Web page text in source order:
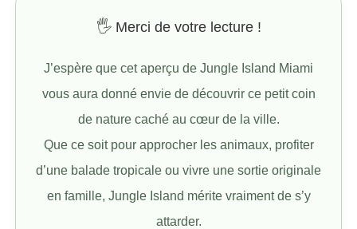
🖐️ Merci de votre lecture !
J’espère que cet aperçu de Jungle Island Miami
vous aura donné envie de découvrir ce petit coin
de nature caché au cœur de la ville.
Que ce soit pour approcher les animaux, profiter
d’une balade tropicale ou vivre une sortie originale
en famille, Jungle Island mérite vraiment de s’y
attarder.